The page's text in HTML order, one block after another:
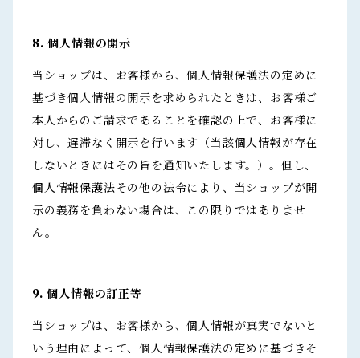
8. 個人情報の開示
当ショップは、お客様から、個人情報保護法の定めに
基づき個人情報の開示を求められたときは、お客様ご
本人からのご請求であることを確認の上で、お客様に
対し、遅滞なく開示を行います（当該個人情報が存在
しないときにはその旨を通知いたします。）。但し、
個人情報保護法その他の法令により、当ショップが開
示の義務を負わない場合は、この限りではありませ
ん。
9. 個人情報の訂正等
当ショップは、お客様から、個人情報が真実でないと
いう理由によって、個人情報保護法の定めに基づきそ